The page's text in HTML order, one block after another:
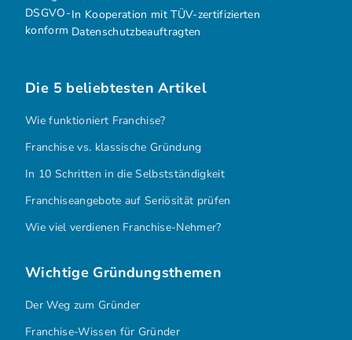
In Kooperation mit TÜV-zertifizierten
Datenschutzbeauftragten
Die 5 beliebtesten Artikel
Wie funktioniert Franchise?
Franchise vs. klassische Gründung
In 10 Schritten in die Selbstständigkeit
Franchiseangebote auf Seriösität prüfen
Wie viel verdienen Franchise-Nehmer?
Wichtige Gründungsthemen
Der Weg zum Gründer
Franchise-Wissen für Gründer